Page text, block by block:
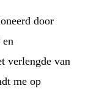
door
verlengde van
me op